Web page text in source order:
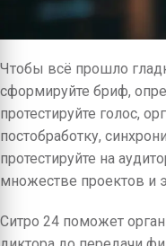
Чтобы всё прошло
сформируйте бриф,
протестируйте голос,
постобработку,
протестируйте на
множестве проектов и
Ситро 24 поможет